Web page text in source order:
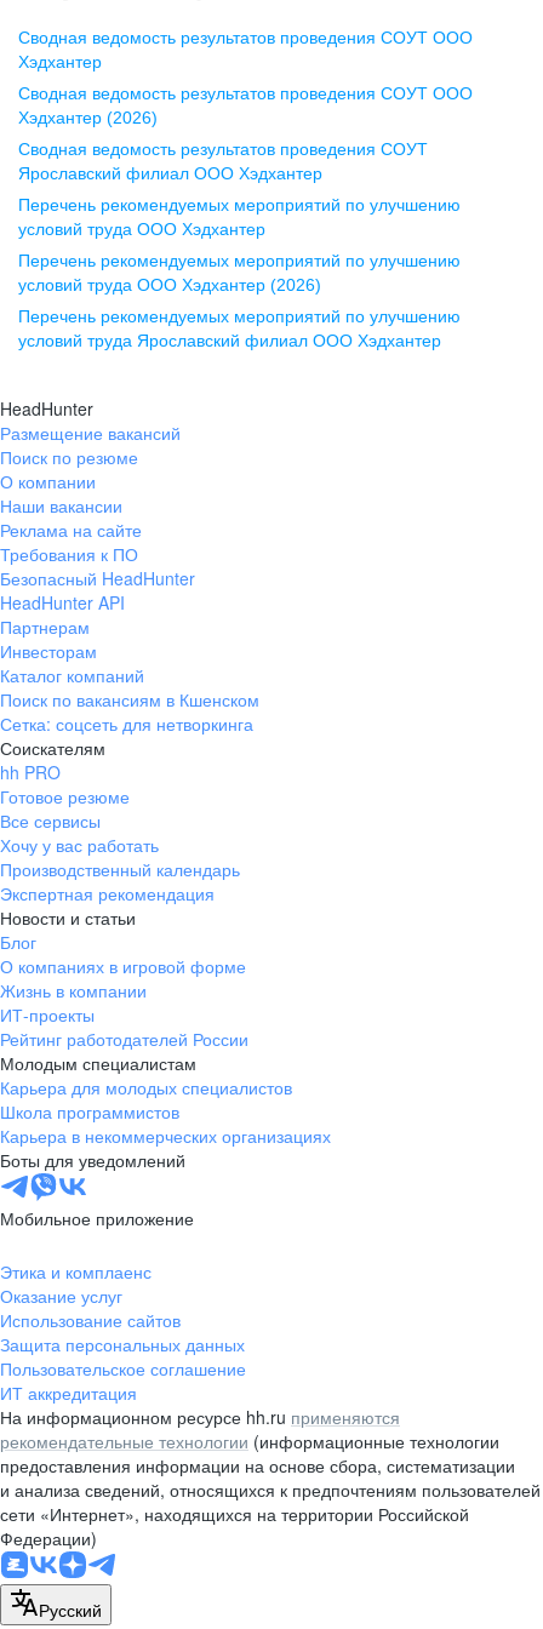
Воронеж
ул. Комиссаржевской, д. 10,
офис 1212
+7 473 280-05-05
pr@vrn.hh.ru
ул. Спартаковская, д. 2А, этаж 3,
помещение 15
+7 843 212-12-50
Екатеринбург
ул. Боевых Дружин, стр. 20,
+7 343 226-79-99
pr@ural.hh.ru
ул. Янковского, д. 169, 7 этаж,
706 каб.
+7 861 205-55-57
pr@krd.hh.ru
Владивосток
пер. Ланинский д. 4, офис 3.4
+7 423 202-33-28
pr@dv.hh.ru
Новосибирск
ул. Большевистская, д. 35,
помещение 21
+7 383 207-94-64
pr@nsk.hh.ru
Минск
пр-т Дзержинского, д. 57,
10 этаж, помещение 45-1
pr@rabota.by
Алматы
пр. Абая, д. 151, БЦ Алатау,
12 этаж, офис 1209
+7 727 232-13-13
pr@headhunter.com.kz
Сводная ведомость результатов проведения СОУТ ООО
Хэдхантер
Сводная ведомость результатов проведения СОУТ ООО
Хэдхантер (2026)
Сводная ведомость результатов проведения СОУТ
Ярославский филиал ООО Хэдхантер
Перечень рекомендуемых мероприятий по улучшению
условий труда ООО Хэдхантер
Перечень рекомендуемых мероприятий по улучшению
условий труда ООО Хэдхантер (2026)
Перечень рекомендуемых мероприятий по улучшению
условий труда Ярославский филиал ООО Хэдхантер
HeadHunter
Размещение вакансий
Поиск по резюме
О компании
Наши вакансии
Реклама на сайте
Требования к ПО
Безопасный HeadHunter
HeadHunter API
Партнерам
Инвесторам
Каталог компаний
Поиск по вакансиям в Кшенском
Сетка: соцсеть для нетворкинга
Соискателям
hh PRO
Готовое резюме
Все сервисы
Хочу у вас работать
Производственный календарь
Экспертная рекомендация
Новости и статьи
Блог
О компаниях в игровой форме
Жизнь в компании
ИТ-проекты
Рейтинг работодателей России
Молодым специалистам
Карьера для молодых специалистов
Школа программистов
Карьера в некоммерческих организациях
Боты для уведомлений
Мобильное приложение
Этика и комплаенс
Оказание услуг
Использование сайтов
Защита персональных данных
Пользовательское соглашение
ИТ аккредитация
На информационном ресурсе hh.ru применяются
рекомендательные технологии (информационные технологии
предоставления информации на основе сбора, систематизации
и анализа сведений, относящихся к предпочтениям пользователей
сети «Интернет», находящихся на территории Российской
Федерации)
Русский